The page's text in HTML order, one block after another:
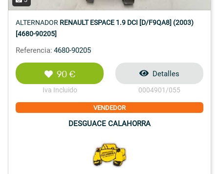
ALTERNADOR RENAULT ESPACE 1.9 DCI [D/F9QA8] (2003)
[4680-90205]
Referencia: 4680-90205
90 €
Iva Incluido
Detalles
0004901/055
VENDEDOR
DESGUACE CALAHORRA